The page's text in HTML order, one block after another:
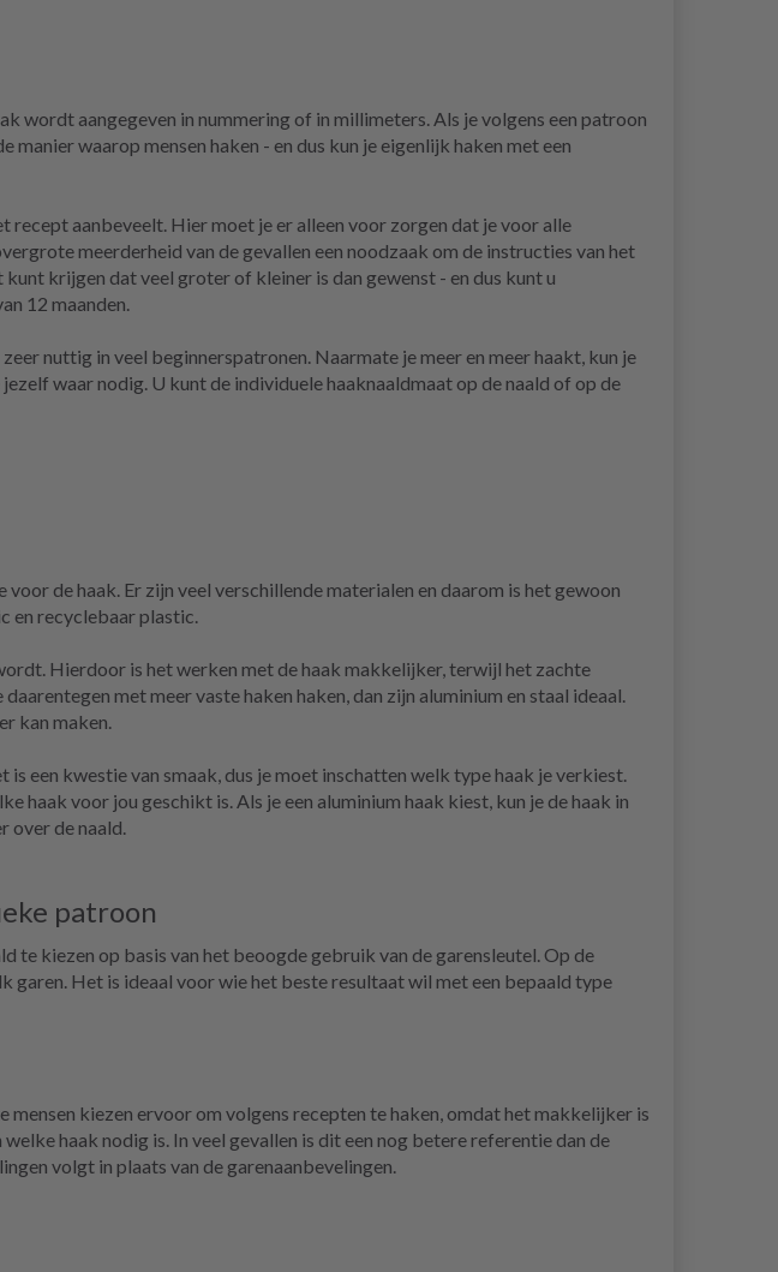
wordt aangegeven in nummering of in millimeters. Als je volgens een patroon
waarop mensen haken - en dus kun je eigenlijk haken met een
aanbeveelt. Hier moet je er alleen voor zorgen dat je voor alle
meerderheid van de gevallen een noodzaak om de instructies van het
krijgen dat veel groter of kleiner is dan gewenst - en dus kunt u
12 maanden.
nuttig in veel beginnerspatronen. Naarmate je meer en meer haakt, kun je
waar nodig. U kunt de individuele haaknaaldmaat op de naald of op de
de haak. Er zijn veel verschillende materialen en daarom is het gewoon
en recyclebaar plastic.
Hierdoor is het werken met de haak makkelijker, terwijl het zachte
met meer vaste haken haken, dan zijn aluminium en staal ideaal.
kan maken.
een kwestie van smaak, dus je moet inschatten welk type haak je verkiest.
haak voor jou geschikt is. Als je een aluminium haak kiest, kun je de haak in
de naald.
patroon
te kiezen op basis van het beoogde gebruik van de garensleutel. Op de
Het is ideaal voor wie het beste resultaat wil met een bepaald type
kiezen ervoor om volgens recepten te haken, omdat het makkelijker is
haak nodig is. In veel gevallen is dit een nog betere referentie dan de
volgt in plaats van de garenaanbevelingen.